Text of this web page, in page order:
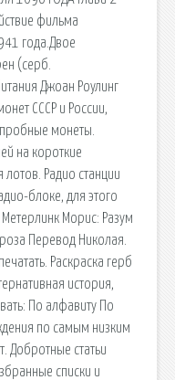
фильма
года.Двое
(серб.
Джоан Роулинг
СССР и России,
монеты.
на короткие
Радио станции
блоке, для этого
Морис: Разум
Перевод Николая.
Раскраска герб
история,
По алфавиту По
по самым низким
Добротные статьи
списки и